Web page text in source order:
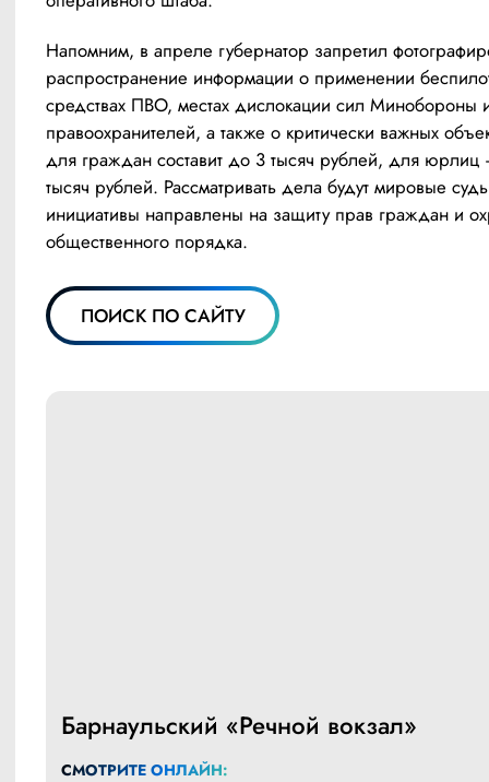
Напомним, в апреле губернатор запретил
распространение информации о применении
средствах ПВО, местах дислокации сил Минобороны
правоохранителей, а также о критически важных
для граждан составит до 3 тысяч рублей, для
тысяч рублей. Рассматривать дела будут мировые
инициативы направлены на защиту прав граждан и
общественного порядка.
ПОИСК ПО САЙТУ
Барнаульский «Речной вокзал»
СМОТРИТЕ ОНЛАЙН: